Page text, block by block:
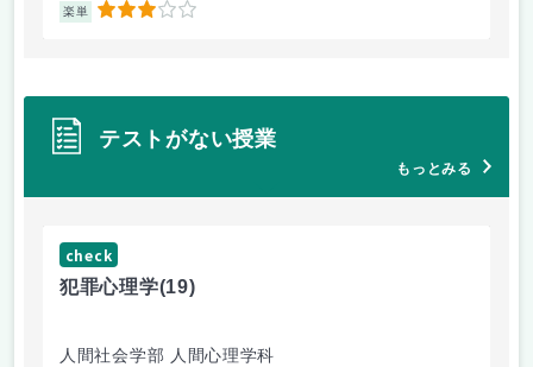
楽単 3
テストがない授業
もっとみる
check
犯罪心理学(19)
人間社会学部 人間心理学科